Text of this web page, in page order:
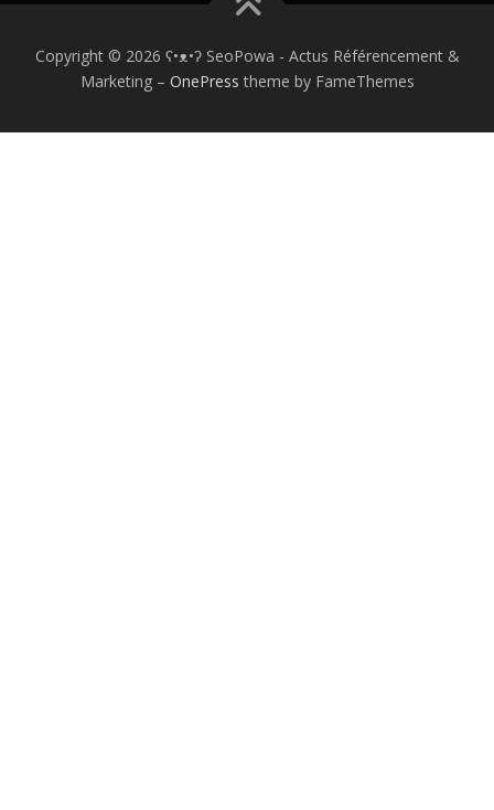
Copyright © 2026 ʕ•ᴥ•ʔ SeoPowa - Actus Référencement &
Marketing – OnePress theme by FameThemes